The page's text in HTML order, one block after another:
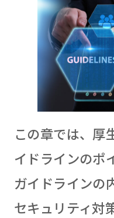
この章では、厚
イドラインのポ
ガイドラインの
セキュリティ対